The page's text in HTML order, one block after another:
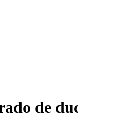
de ducha 3 vías